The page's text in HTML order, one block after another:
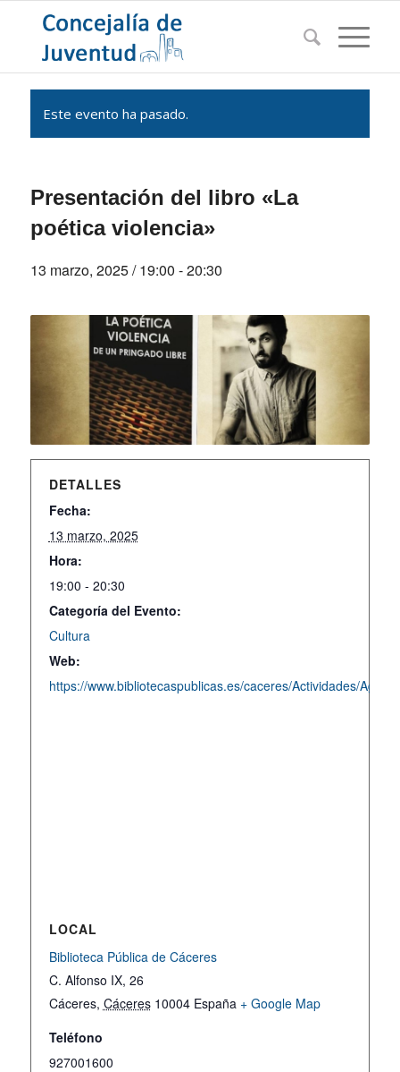
Este evento ha pasado.
Presentación del libro «La
poética violencia»
13 marzo, 2025 / 19:00 -20:30
DETALLES
Fecha:
13 marzo, 2025
Hora:
19:00 - 20:30
Categoría del Evento:
Cultura
Web:
https://www.bibliotecaspublicas.es/caceres/Actividades/
LOCAL
Biblioteca Pública de Cáceres
C. Alfonso IX, 26
Cáceres, Cáceres 10004 España + Google Map
Teléfono
927001600